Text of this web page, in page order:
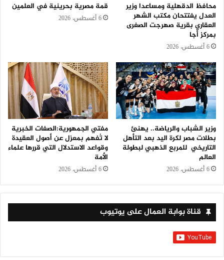
محافظ الدقهلية ومساعدا وزير
العدل يفتتحان مكتب الشهر
العقاري بقرية صهرجت الصغرى
بمركز أجا
6 أغسطس، 2026
قمة مصرية بحرينية في العلمين
6 أغسطس، 2026
وزير الشباب والرياضة.. يهنئ
بطلات مصر لكرة اليد بعد التأهل
التاريخي للمربع الذهبي لبطولة
العالم
6 أغسطس، 2026
مفتي الجمهورية:الصفات الخبرية
لا تُفهم بمعزل عن أصول العقيدة
وقواعد الاستدلال التي قررها علماء
الأمة
6 أغسطس، 2026
قناة بوابة العمال على يوتيوب